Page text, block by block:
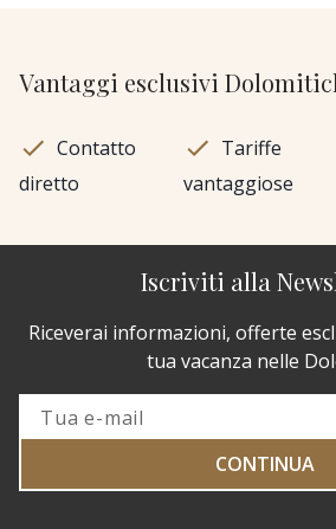
Vantaggi esclusivi
Contatto
diretto
Tariffe
vantaggiose
Iscriviti alla
Riceverai informazioni, offerte
tua vacanza nelle
CONTINUA